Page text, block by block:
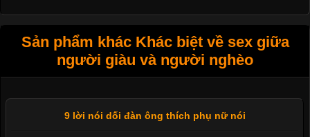
Sản phẩm khác Khác biệt về sex giữa
người giàu và người nghèo
9 lời nói dối đàn ông thích phụ nữ nói